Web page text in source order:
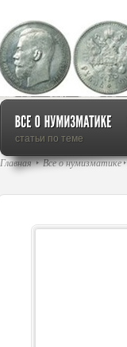
статьи по теме
Главная Все о нумизматике